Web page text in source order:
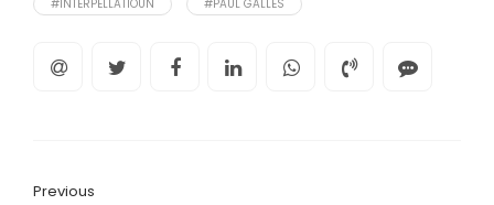
#INTERPELLATIOUN
#PAUL GALLES
Previous